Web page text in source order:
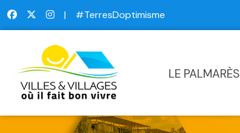
| #TerresDoptimisme
LE PALMARÈS